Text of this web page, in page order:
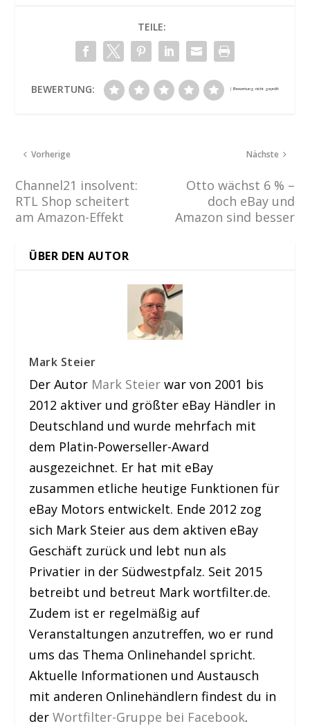
TEILE:
BEWERTUNG:
Vorherige
Channel21 insolvent:
RTL Shop scheitert
am Amazon-Effekt
Nächste
Otto wächst 6 % –
doch eBay und
Amazon sind besser
ÜBER DEN AUTOR
Mark Steier
Der Autor Mark Steier war von 2001 bis
2012 aktiver und größter eBay Händler in
Deutschland und wurde mehrfach mit
dem Platin-Powerseller-Award
ausgezeichnet. Er hat mit eBay
zusammen etliche heutige Funktionen für
eBay Motors entwickelt. Ende 2012 zog
sich Mark Steier aus dem aktiven eBay
Geschäft zurück und lebt nun als
Privatier in der Südwestpfalz. Seit 2015
betreibt und betreut Mark wortfilter.de.
Zudem ist er regelmäßig auf
Veranstaltungen anzutreffen, wo er rund
ums das Thema Onlinehandel spricht.
Aktuelle Informationen und Austausch
mit anderen Onlinehändlern findest du in
derWortfilter-Gruppe bei Facebook.